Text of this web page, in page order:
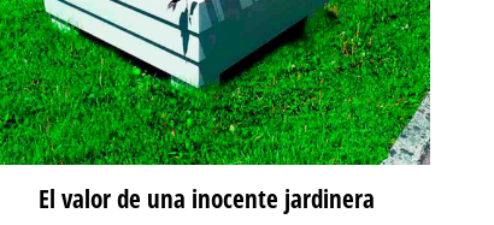
El valor de una inocente jardinera